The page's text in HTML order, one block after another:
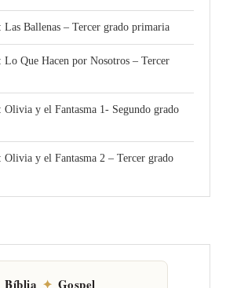
Las Ballenas – Tercer grado primaria
Lo Que Hacen por Nosotros – Tercer
Olivia y el Fantasma 1- Segundo grado
Olivia y el Fantasma 2 – Tercer grado
Bíblia ✦ Gospel